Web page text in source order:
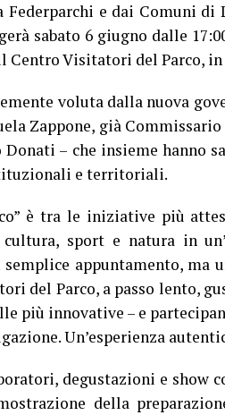
Federparchi e dai Comuni di
sabato 6 giugno dalle
Centro Visitatori del Parco,
voluta dalla nuova
Zappone, già
– che insieme hanno
e territoriali.
è tra le iniziative più
cultura, sport e natura in
appuntamento, ma
del Parco, a passo lento,
più innovative – e
Un’esperienza
degustazioni e show
della